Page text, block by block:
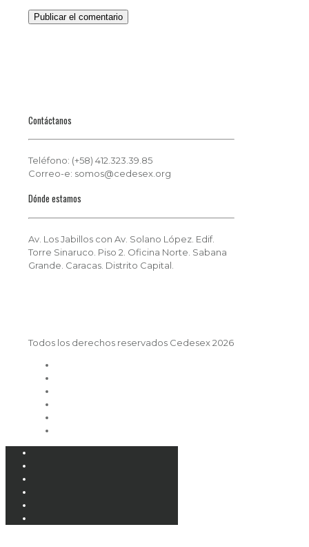
Contáctanos
Teléfono: (+58) 412.323.39.85
Correo-e: somos@cedesex.org
Dónde estamos
Av. Los Jabillos con Av. Solano López. Edif.
Torre Sinaruco. Piso 2. Oficina Norte. Sabana
Grande. Caracas. Distrito Capital.
Todos los derechos reservados Cedesex 2026